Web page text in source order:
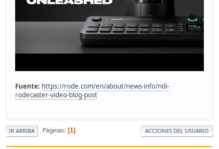
Fuente: https://rode.com/en/about/news-info/ndi-
rodecaster-video-blog-post
IR ARRIBA Páginas 1 ACCIONES DEL USUARIO